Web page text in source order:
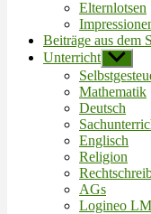
Elternlotsen
Beiträge aus dem
Unterricht
Mathematik
Deutsch
Englisch
Religion
AGs
Logineo